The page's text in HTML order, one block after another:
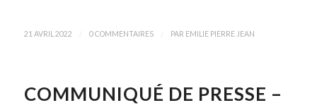
21 AVRIL 2022 0 COMMENTAIRES PAR EMILIE PIERRE JEAN
COMMUNIQUÉ DE PRESSE –